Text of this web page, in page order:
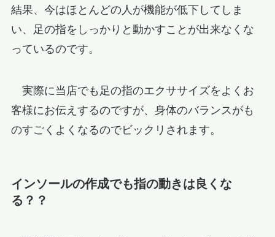
結果、今はほとんどの人が機能が低下してしま
い、足の指をしっかりと動かすことが出来なくな
っているのです。
実際に当店でも足の指のエクササイズをよくお
客様にお伝えするのですが、身体のバランスがも
のすごくよくなるのでビックリされます。
インソールの作成でも指の動きは良くな
る？？